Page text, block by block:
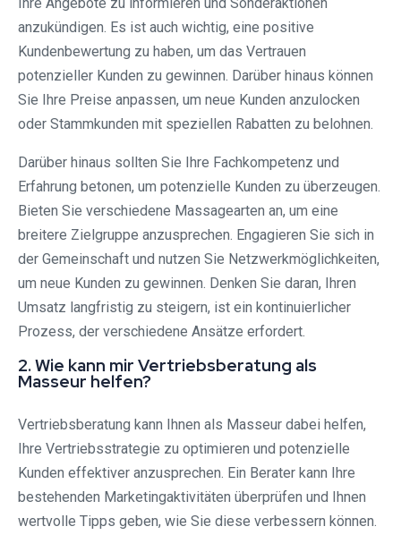
anzukündigen. Es ist auch wichtig, eine positive
Kundenbewertung zu haben, um das Vertrauen
potenzieller Kunden zu gewinnen. Darüber hinaus können
Sie Ihre Preise anpassen, um neue Kunden anzulocken
oder Stammkunden mit speziellen Rabatten zu belohnen.
Darüber hinaus sollten Sie Ihre Fachkompetenz und
Erfahrung betonen, um potenzielle Kunden zu überzeugen.
Bieten Sie verschiedene Massagearten an, um eine
breitere Zielgruppe anzusprechen. Engagieren Sie sich in
der Gemeinschaft und nutzen Sie Netzwerkmöglichkeiten,
um neue Kunden zu gewinnen. Denken Sie daran, Ihren
Umsatz langfristig zu steigern, ist ein kontinuierlicher
Prozess, der verschiedene Ansätze erfordert.
2. Wie kann mir Vertriebsberatung als
Masseur helfen?
Vertriebsberatung kann Ihnen als Masseur dabei helfen,
Ihre Vertriebsstrategie zu optimieren und potenzielle
Kunden effektiver anzusprechen. Ein Berater kann Ihre
bestehenden Marketingaktivitäten überprüfen und Ihnen
wertvolle Tipps geben, wie Sie diese verbessern können.